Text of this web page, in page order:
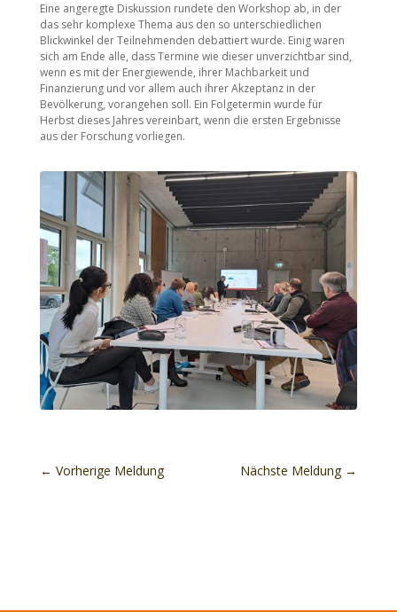
Eine angeregte Diskussion rundete den Workshop ab, in der
das sehr komplexe Thema aus den so unterschiedlichen
Blickwinkel der Teilnehmenden debattiert wurde. Einig waren
sich am Ende alle, dass Termine wie dieser unverzichtbar sind,
wenn es mit der Energiewende, ihrer Machbarkeit und
Finanzierung und vor allem auch ihrer Akzeptanz in der
Bevölkerung, vorangehen soll. Ein Folgetermin wurde für
Herbst dieses Jahres vereinbart, wenn die ersten Ergebnisse
aus der Forschung vorliegen.
← Vorherige Meldung Nächste Meldung→